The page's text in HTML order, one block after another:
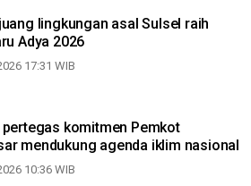
lingkungan asal Sulsel raih
Kalpataru Adya 2026
17:31 WIB
pertegas komitmen Pemkot
mendukung agenda iklim nasional
10:36 WIB